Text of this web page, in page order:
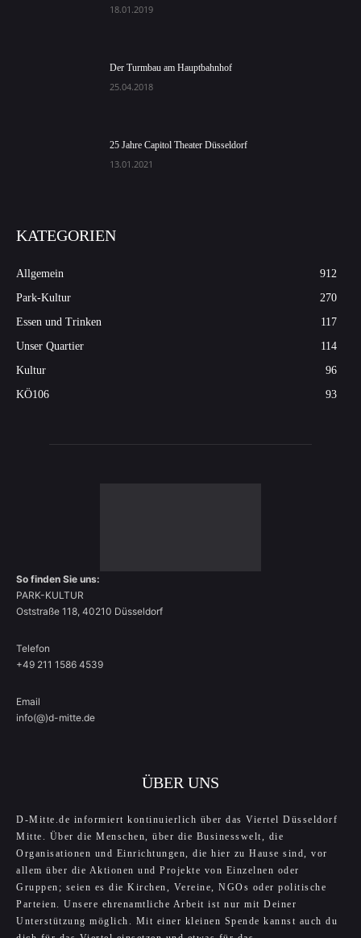
18.01.2019
Der Turmbau am Hauptbahnhof
25.04.2018
25 Jahre Capitol Theater Düsseldorf
13.01.2021
KATEGORIEN
Allgemein
912
Park-Kultur
270
Essen und Trinken
117
Unser Quartier
114
Kultur
96
KÖ106
93
So finden Sie uns:
PARK-KULTUR
Oststraße 118, 40210 Düsseldorf
Telefon
+49 211 1586 4539
Email
info(@)d-mitte.de
ÜBER UNS
D-Mitte.de informiert kontinuierlich über das Viertel Düsseldorf
Mitte. Über die Menschen, über die Businesswelt, die
Organisationen und Einrichtungen, die hier zu Hause sind, vor
allem über die Aktionen und Projekte von Einzelnen oder
Gruppen; seien es die Kirchen, Vereine, NGOs oder politische
Parteien. Unsere ehrenamtliche Arbeit ist nur mit Deiner
Unterstützung möglich. Mit einer kleinen Spende kannst auch du